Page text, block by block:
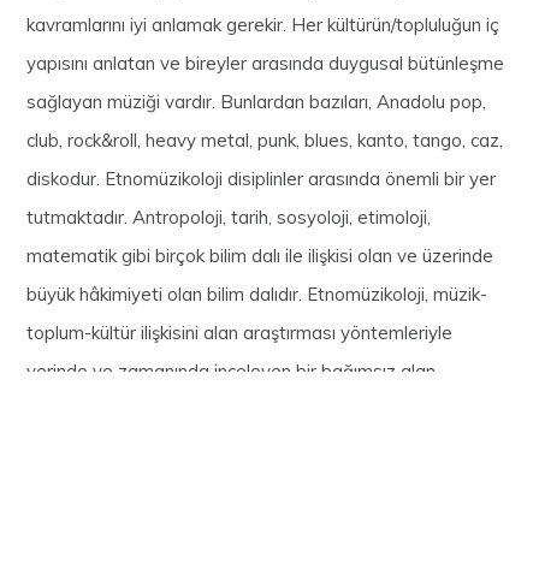
kavramlarını iyi anlamak gerekir. Her kültürün/topluluğun iç
yapısını anlatan ve bireyler arasında duygusal bütünleşme
sağlayan müziği vardır. Bunlardan bazıları, Anadolu pop,
club, rock&roll, heavy metal, punk, blues, kanto, tango, caz,
diskodur. Etnomüzikoloji disiplinler arasında önemli bir yer
tutmaktadır. Antropoloji, tarih, sosyoloji, etimoloji,
matematik gibi birçok bilim dalı ile ilişkisi olan ve üzerinde
büyük hâkimiyeti olan bilim dalıdır. Etnomüzikoloji, müzik-
toplum-kültür ilişkisini alan araştırması yöntemleriyle
yerinde ve zamanında inceleyen bir bağımsız alan